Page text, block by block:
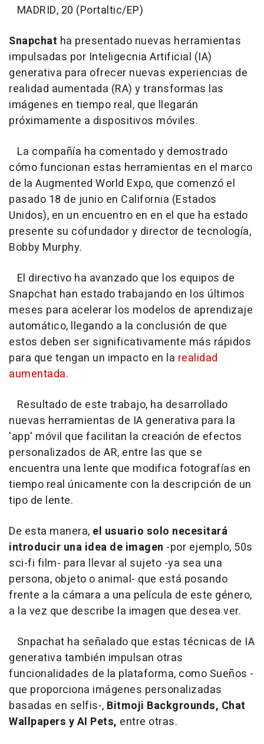
MADRID, 20 (Portaltic/EP)
Snapchat ha presentado nuevas herramientas
impulsadas por Inteligecnia Artificial (IA)
generativa para ofrecer nuevas experiencias de
realidad aumentada (RA) y transformas las
imágenes en tiempo real, que llegarán
próximamente a dispositivos móviles.
La compañía ha comentado y demostrado
cómo funcionan estas herramientas en el marco
de la Augmented World Expo, que comenzó el
pasado 18 de junio en California (Estados
Unidos), en un encuentro en en el que ha estado
presente su cofundador y director de tecnología,
Bobby Murphy.
El directivo ha avanzado que los equipos de
Snapchat han estado trabajando en los últimos
meses para acelerar los modelos de aprendizaje
automático, llegando a la conclusión de que
estos deben ser significativamente más rápidos
para que tengan un impacto en la realidad
aumentada.
Resultado de este trabajo, ha desarrollado
nuevas herramientas de IA generativa para la
'app' móvil que facilitan la creación de efectos
personalizados de AR, entre las que se
encuentra una lente que modifica fotografías en
tiempo real únicamente con la descripción de un
tipo de lente.
De esta manera, el usuario solo necesitará
introducir una idea de imagen -por ejemplo, 50s
sci-fi film- para llevar al sujeto -ya sea una
persona, objeto o animal- que está posando
frente a la cámara a una película de este género,
a la vez que describe la imagen que desea ver.
Snpachat ha señalado que estas técnicas de IA
generativa también impulsan otras
funcionalidades de la plataforma, como Sueños -
que proporciona imágenes personalizadas
basadas en selfis-, Bitmoji Backgrounds, Chat
Wallpapers y AI Pets, entre otras.